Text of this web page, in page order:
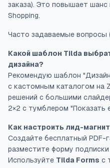
заказа). Это повышает шанс
Shopping.
Часто задаваемые вопросы
Какой шаблон Tilda
дизайна?
Рекомендую шаблон
с кастомным каталогом на
решений с большими
2×2 с тумблером "Показать
Как настроить лид-
Создайте бесплатный PDF-
разместите форму
Используйте Tilda Forms с